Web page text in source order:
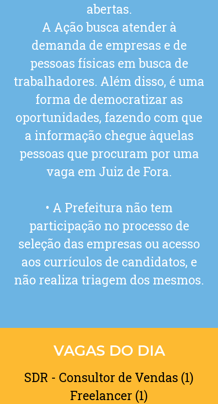
abertas.
A Ação busca atender à
demanda de empresas e de
pessoas físicas em busca de
trabalhadores. Além disso, é uma
forma de democratizar as
oportunidades, fazendo com que
a informação chegue àquelas
pessoas que procuram por uma
vaga em Juiz de Fora.
• A Prefeitura não tem
participação no processo de
seleção das empresas ou acesso
aos currículos de candidatos, e
não realiza triagem dos mesmos.
VAGAS DO DIA
SDR - Consultor de Vendas (1)
Freelancer (1)